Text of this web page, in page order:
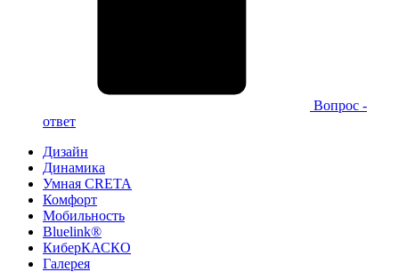
Вопрос -
ответ
Дизайн
Динамика
Умная CRETA
Комфорт
Мобильность
Bluelink®
КиберКАСКО
Галерея